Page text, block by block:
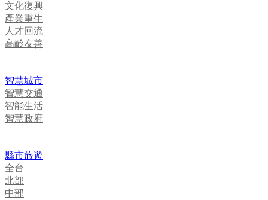
文化復興
產業重生
人才回流
高齡友善
智慧城市
智慧交通
智能生活
智慧政府
縣市旅遊
全台
北部
中部